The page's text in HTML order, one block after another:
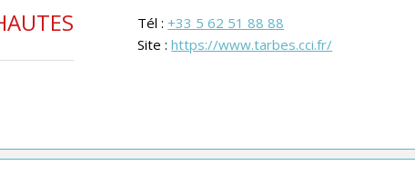
Tél :+33 5 62 51 88 88
Site :https://www.tarbes.cci.fr/